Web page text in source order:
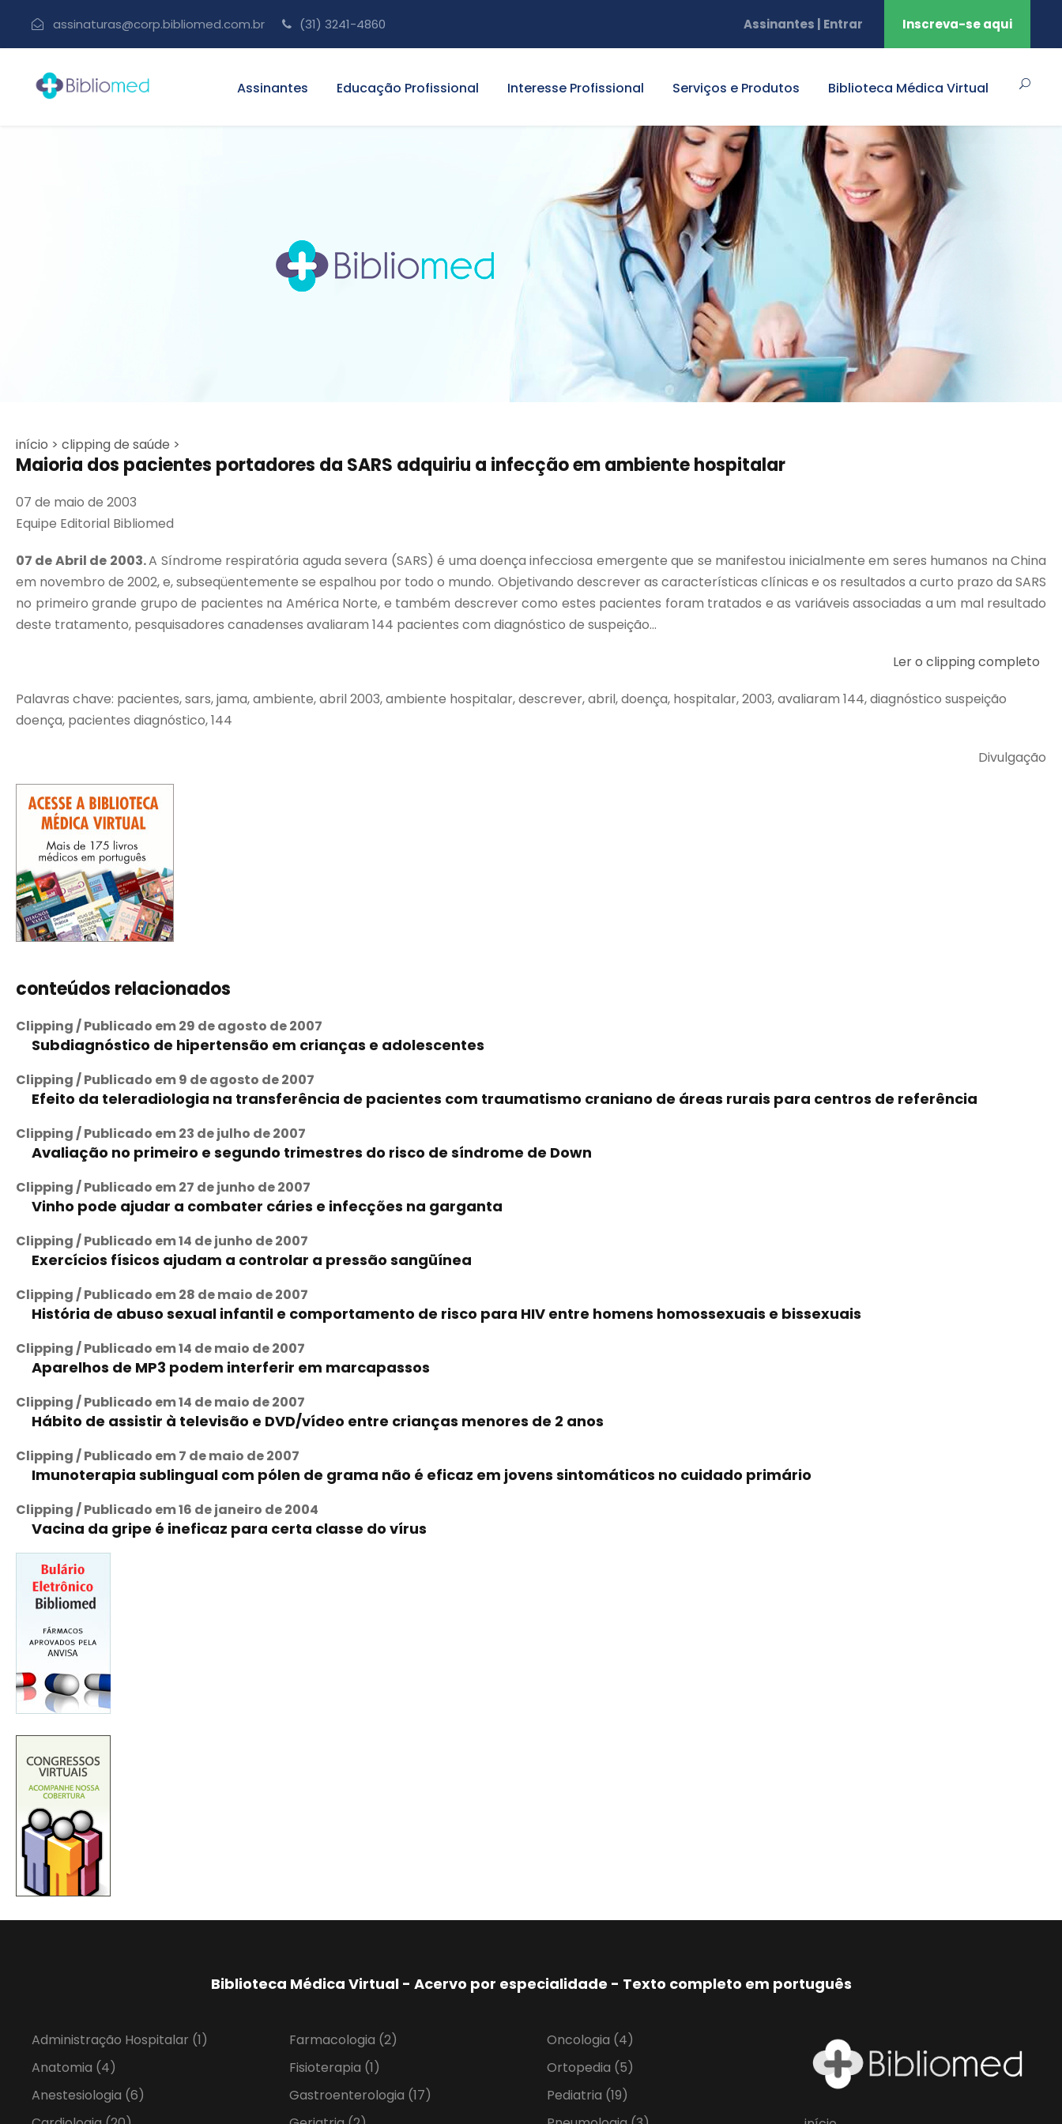
assinaturas@corp.bibliomed.com.br (31) 3241-4860 Assinantes | Entrar Inscreva-se aqui
Assinantes Educação Profissional Interesse Profissional Serviços e Produtos Biblioteca Médica Virtual
início > clipping de saúde >
Maioria dos pacientes portadores da SARS adquiriu a infecção em ambiente hospitalar
07 de maio de 2003
Equipe Editorial Bibliomed
07 de Abril de 2003.A Síndrome respiratória aguda severa (SARS) é uma doença infecciosa emergente que se manifestou inicialmente em seres humanos na China
em novembro de 2002, e, subseqüentemente se espalhou por todo o mundo. Objetivando descrever as características clínicas e os resultados a curto prazo da SARS
no primeiro grande grupo de pacientes na América Norte, e também descrever como estes pacientes foram tratados e as variáveis associadas a um mal resultado
deste tratamento, pesquisadores canadenses avaliaram 144 pacientes com diagnóstico de suspeição...
Ler o clipping completo
Palavras chave: pacientes, sars, jama, ambiente, abril 2003, ambiente hospitalar, descrever, abril, doença, hospitalar, 2003, avaliaram 144, diagnóstico suspeição
doença, pacientes diagnóstico, 144
Divulgação
conteúdos relacionados
Clipping / Publicado em 29 de agosto de 2007
Subdiagnóstico de hipertensão em crianças e adolescentes
Clipping / Publicado em 9 de agosto de 2007
Efeito da teleradiologia na transferência de pacientes com traumatismo craniano de áreas rurais para centros de referência
Clipping / Publicado em 23 de julho de 2007
Avaliação no primeiro e segundo trimestres do risco de síndrome de Down
Clipping / Publicado em 27 de junho de 2007
Vinho pode ajudar a combater cáries e infecções na garganta
Clipping / Publicado em 14 de junho de 2007
Exercícios físicos ajudam a controlar a pressão sangüínea
Clipping / Publicado em 28 de maio de 2007
História de abuso sexual infantil e comportamento de risco para HIV entre homens homossexuais e bissexuais
Clipping / Publicado em 14 de maio de 2007
Aparelhos de MP3 podem interferir em marcapassos
Clipping / Publicado em 14 de maio de 2007
Hábito de assistir à televisão e DVD/vídeo entre crianças menores de 2 anos
Clipping / Publicado em 7 de maio de 2007
Imunoterapia sublingual com pólen de grama não é eficaz em jovens sintomáticos no cuidado primário
Clipping / Publicado em 16 de janeiro de 2004
Vacina da gripe é ineficaz para certa classe do vírus
Biblioteca Médica Virtual - Acervo por especialidade - Texto completo em português
Administração Hospitalar (1)
Anatomia (4)
Anestesiologia (6)
Farmacologia (2)
Fisioterapia (1)
Gastroenterologia (17)
Oncologia (4)
Ortopedia (5)
Pediatria (19)